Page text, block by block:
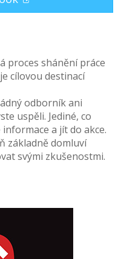
proces shánění práce
cílovou destinací
odborník ani
uspěli. Jediné, co
a jít do akce.
základně domluví
svými zkušenostmi.